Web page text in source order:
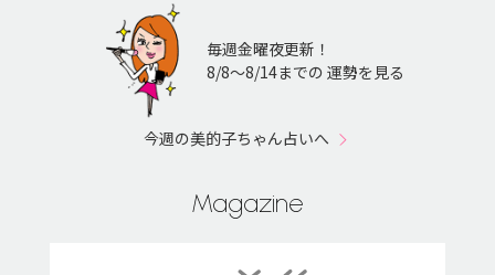
毎週金曜夜更新！
8/8〜8/14までの 運勢を見る
今週の美的子ちゃん占いへ
Magazine